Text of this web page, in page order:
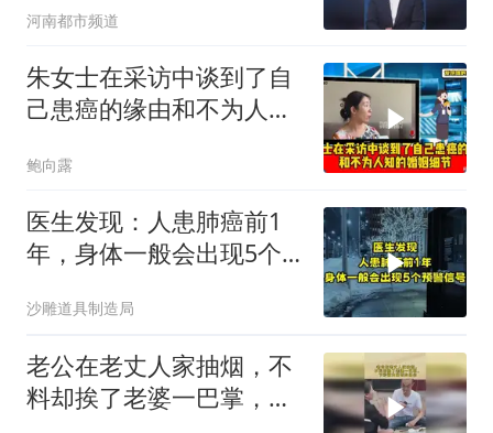
五分钟运动 身体杠杠的
河南都市频道
朱女士在采访中谈到了自
己患癌的缘由和不为人知
鲍向露
医生发现：人患肺癌前1
年，身体一般会出现5个
沙雕道具制造局
老公在老丈人家抽烟，不
料却挨了老婆一巴掌，下